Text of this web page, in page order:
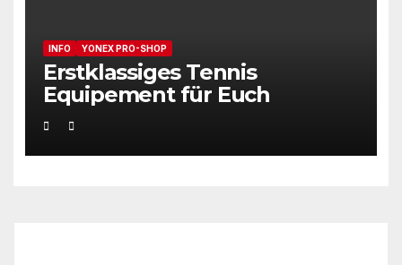
INFO YONEX PRO-SHOP
Erstklassiges Tennis
Equipement für Euch